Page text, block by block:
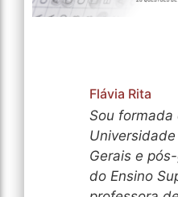
Flávia Rita
Sou formada
Gerais e
do Ensino